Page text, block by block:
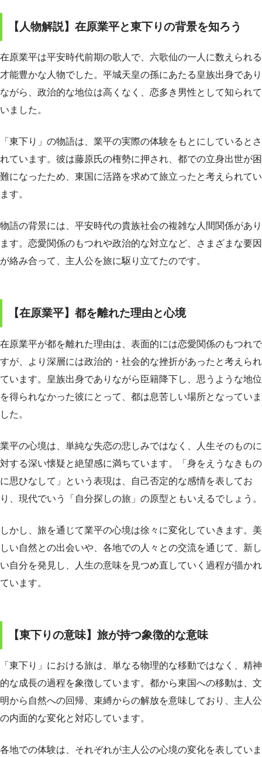
【人物解説】在原業平と東下りの背景を知ろう
在原業平は平安時代前期の歌人で、六歌仙の一人に数えられる
才能豊かな人物でした。平城天皇の孫にあたる皇族出身であり
ながら、政治的な地位は高くなく、恋多き男性として知られて
いました。
「東下り」の物語は、業平の実際の体験をもとにしているとさ
れています。彼は藤原氏の権勢に押され、都での立身出世が困
難になったため、東国に活路を求めて旅立ったと考えられてい
ます。
物語の背景には、平安時代の貴族社会の複雑な人間関係があり
ます。恋愛関係のもつれや政治的な対立など、さまざまな要因
が絡み合って、主人公を旅に駆り立てたのです。
【在原業平】都を離れた理由と心境
在原業平が都を離れた理由は、表面的には恋愛関係のもつれで
すが、より深層には政治的・社会的な挫折があったと考えられ
ています。皇族出身でありながら臣籍降下し、思うような地位
を得られなかった彼にとって、都は息苦しい場所となっていま
した。
業平の心境は、単純な失恋の悲しみではなく、人生そのものに
対する深い懐疑と絶望感に満ちています。「身をえうなきもの
に思ひなして」という表現は、自己否定的な感情を表してお
り、現代でいう「自分探しの旅」の原型ともいえるでしょう。
しかし、旅を通じて業平の心境は徐々に変化していきます。美
しい自然との出会いや、各地での人々との交流を通じて、新し
い自分を発見し、人生の意味を見つめ直していく過程が描かれ
ています。
【東下りの意味】旅が持つ象徴的な意味
「東下り」における旅は、単なる物理的な移動ではなく、精神
的な成長の過程を象徴しています。都から東国への移動は、文
明から自然への回帰、束縛からの解放を意味しており、主人公
の内面的な変化と対応しています。
各地での体験は、それぞれが主人公の心境の変化を表していま